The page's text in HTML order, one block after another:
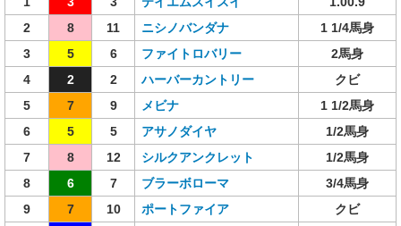
2
8 11 ニシノバンダナ
1 1/4馬身
3
5 6 ファイトロバリー
2馬身
4
2 2 ハーバーカントリー
クビ
5
7 9 メビナ
1 1/2馬身
6
5 5 アサノダイヤ
1/2馬身
7
8 12 シルクアンクレット
1/2馬身
8
6 7 ブラーボローマ
3/4馬身
9
7 10 ポートファイア
クビ